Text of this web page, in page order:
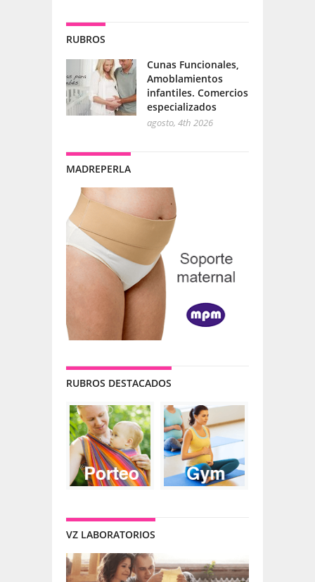
RUBROS
Cunas Funcionales,
Amoblamientos
infantiles. Comercios
especializados
agosto, 4th 2026
MADREPERLA
RUBROS DESTACADOS
VZ LABORATORIOS